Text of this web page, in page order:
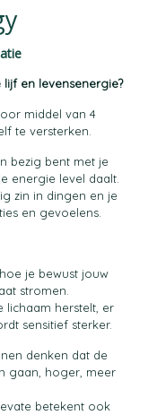
en levensenergie?
middel van 4
te versterken.
bezig bent met je
energie level daalt.
zin in dingen en je
en gevoelens.
je bewust jouw
stromen.
lichaam herstelt, er
sensitief sterker.
denken dat de
gaan, hoger, meer
betekent ook